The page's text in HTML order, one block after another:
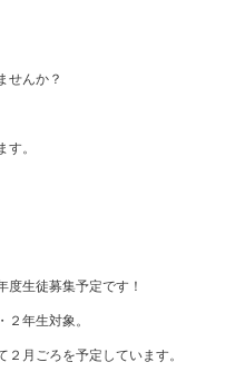
せんか？
。
度生徒募集予定です！
２年生対象。
月ごろを予定しています。